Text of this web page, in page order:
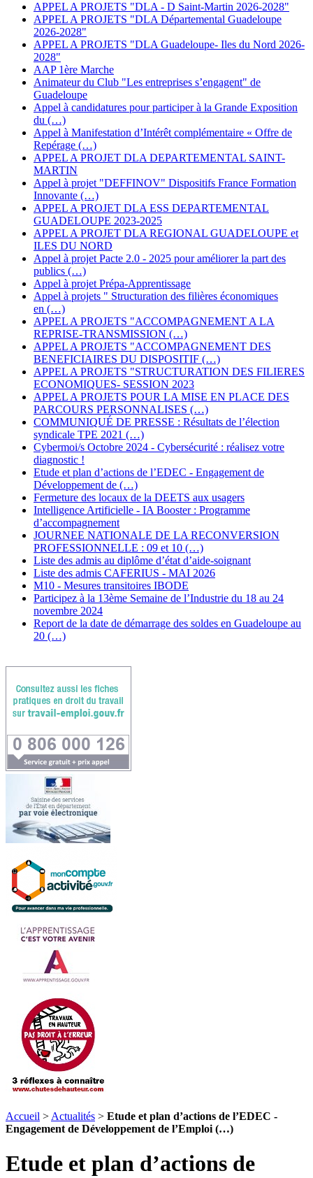
APPEL A PROJETS "DLA - D Saint-Martin 2026-2028"
APPEL A PROJETS "DLA Départemental Guadeloupe
2026-2028"
APPEL A PROJETS "DLA Guadeloupe- Iles du Nord 2026-
2028"
AAP 1ère Marche
Animateur du Club "Les entreprises s’engagent" de
Guadeloupe
Appel à candidatures pour participer à la Grande Exposition
du (…)
Appel à Manifestation d’Intérêt complémentaire « Offre de
Repérage (…)
APPEL A PROJET DLA DEPARTEMENTAL SAINT-
MARTIN
Appel à projet "DEFFINOV" Dispositifs France Formation
Innovante (…)
APPEL A PROJET DLA ESS DEPARTEMENTAL
GUADELOUPE 2023-2025
APPEL A PROJET DLA REGIONAL GUADELOUPE et
ILES DU NORD
Appel à projet Pacte 2.0 - 2025 pour améliorer la part des
publics (…)
Appel à projet Prépa-Apprentissage
Appel à projets " Structuration des filières économiques
en (…)
APPEL A PROJETS "ACCOMPAGNEMENT A LA
REPRISE-TRANSMISSION (…)
APPEL A PROJETS "ACCOMPAGNEMENT DES
BENEFICIAIRES DU DISPOSITIF (…)
APPEL A PROJETS "STRUCTURATION DES FILIERES
ECONOMIQUES- SESSION 2023
APPEL A PROJETS POUR LA MISE EN PLACE DES
PARCOURS PERSONNALISES (…)
COMMUNIQUÉ DE PRESSE : Résultats de l’élection
syndicale TPE 2021 (…)
Cybermoi/s Octobre 2024 - Cybersécurité : réalisez votre
diagnostic !
Etude et plan d’actions de l’EDEC - Engagement de
Développement de (…)
Fermeture des locaux de la DEETS aux usagers
Intelligence Artificielle - IA Booster : Programme
d’accompagnement
JOURNEE NATIONALE DE LA RECONVERSION
PROFESSIONNELLE : 09 et 10 (…)
Liste des admis au diplôme d’état d’aide-soignant
Liste des admis CAFERIUS - MAI 2026
M10 - Mesures transitoires IBODE
Participez à la 13ème Semaine de l’Industrie du 18 au 24
novembre 2024
Report de la date de démarrage des soldes en Guadeloupe au
20 (…)
Accueil >Actualités > Etude et plan d’actions de l’EDEC -
Engagement de Développement de l’Emploi (…)
Etude et plan d’actions de